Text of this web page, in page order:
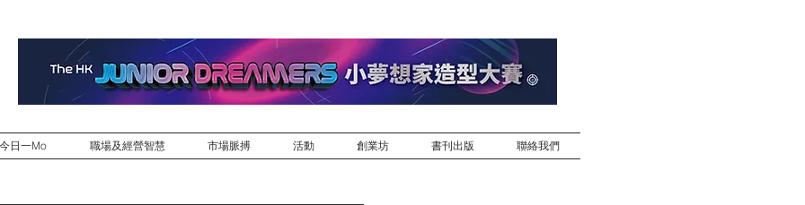
今日一Mo 職場及經營智慧 市場脈搏 活動 創業坊 書刊出版 聯絡我們